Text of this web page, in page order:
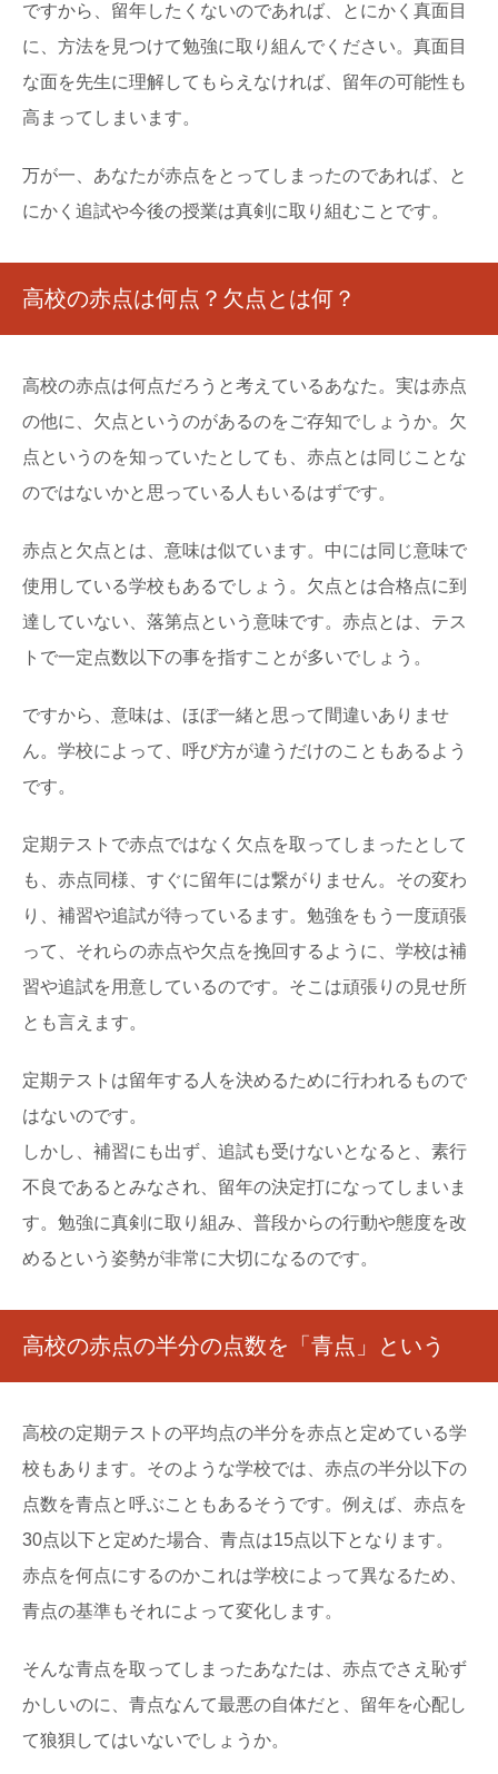
ですから、留年したくないのであれば、とにかく真面目
に、方法を見つけて勉強に取り組んでください。真面目
な面を先生に理解してもらえなければ、留年の可能性も
高まってしまいます。
万が一、あなたが赤点をとってしまったのであれば、と
にかく追試や今後の授業は真剣に取り組むことです。
高校の赤点は何点？欠点とは何？
高校の赤点は何点だろうと考えているあなた。実は赤点
の他に、欠点というのがあるのをご存知でしょうか。欠
点というのを知っていたとしても、赤点とは同じことな
のではないかと思っている人もいるはずです。
赤点と欠点とは、意味は似ています。中には同じ意味で
使用している学校もあるでしょう。欠点とは合格点に到
達していない、落第点という意味です。赤点とは、テス
トで一定点数以下の事を指すことが多いでしょう。
ですから、意味は、ほぼ一緒と思って間違いありませ
ん。学校によって、呼び方が違うだけのこともあるよう
です。
定期テストで赤点ではなく欠点を取ってしまったとして
も、赤点同様、すぐに留年には繋がりません。その変わ
り、補習や追試が待っているます。勉強をもう一度頑張
って、それらの赤点や欠点を挽回するように、学校は補
習や追試を用意しているのです。そこは頑張りの見せ所
とも言えます。
定期テストは留年する人を決めるために行われるもので
はないのです。
しかし、補習にも出ず、追試も受けないとなると、素行
不良であるとみなされ、留年の決定打になってしまいま
す。勉強に真剣に取り組み、普段からの行動や態度を改
めるという姿勢が非常に大切になるのです。
高校の赤点の半分の点数を「青点」という
高校の定期テストの平均点の半分を赤点と定めている学
校もあります。そのような学校では、赤点の半分以下の
点数を青点と呼ぶこともあるそうです。例えば、赤点を
30点以下と定めた場合、青点は15点以下となります。
赤点を何点にするのかこれは学校によって異なるため、
青点の基準もそれによって変化します。
そんな青点を取ってしまったあなたは、赤点でさえ恥ず
かしいのに、青点なんて最悪の自体だと、留年を心配し
て狼狽してはいないでしょうか。